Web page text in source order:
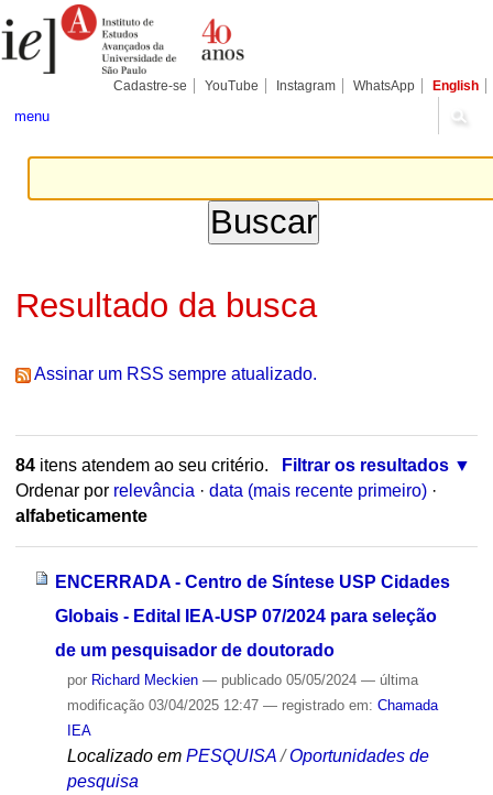
para
conteúdo.
Pessoais
Cadastre-se YouTube Instagram WhatsApp English
menu
Resultado da busca
Assinar um RSS sempre atualizado.
84itens atendem ao seu critério.
Filtrar os resultados
Ordenar por relevância · data (mais recente primeiro) ·
alfabeticamente
ENCERRADA - Centro de Síntese USP Cidades
Globais - Edital IEA-USP 07/2024 para seleção
de um pesquisador de doutorado
por Richard Meckien — publicado05/05/2024 — última
modificação03/04/2025 12:47 — registrado em: Chamada
IEA
Localizado em PESQUISA /Oportunidades de
pesquisa